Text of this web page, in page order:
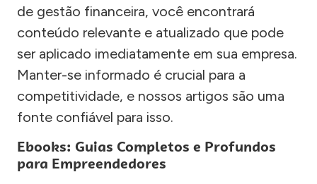
de gestão financeira, você encontrará
conteúdo relevante e atualizado que pode
ser aplicado imediatamente em sua empresa.
Manter-se informado é crucial para a
competitividade, e nossos artigos são uma
fonte confiável para isso.
Ebooks: Guias Completos e Profundos
para Empreendedores